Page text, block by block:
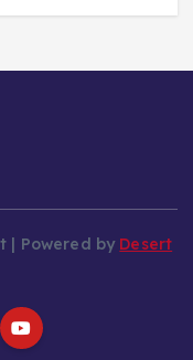
| Powered by Desert